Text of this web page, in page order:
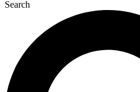
Search